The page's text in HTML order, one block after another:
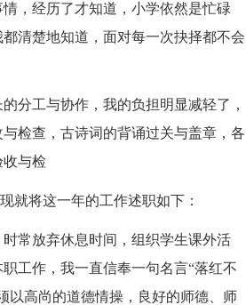
，经历了才知道，小学依然是忙碌
清楚地知道，面对每一次抉择都不会
分工与协作，我的负担明显减轻了，
检查，古诗词的背诵过关与盖章，各
与检
就将这一年的工作述职如下：
常放弃休息时间，组织学生课外活
工作，我一直信奉一句名言“落红不
以高尚的道德情操，良好的师德、师